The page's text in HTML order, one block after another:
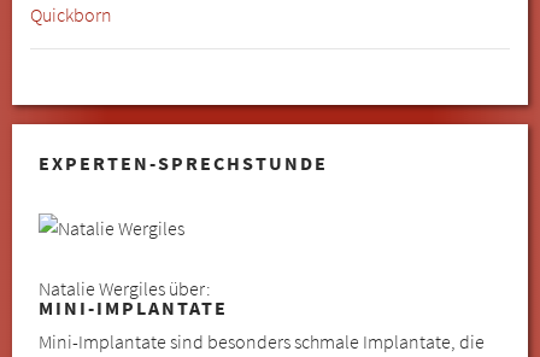
Quickborn
EXPERTEN-SPRECHSTUNDE
Natalie Wergiles über:
MINI-IMPLANTATE
Mini-Implantate sind besonders schmale Implantate, die